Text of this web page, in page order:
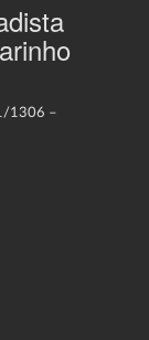
1306 –